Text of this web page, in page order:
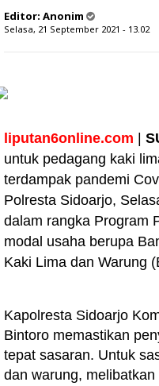
Editor: Anonim
Selasa, 21 September 2021 - 13.02
liputan6online.com
untuk pedagang kaki
terdampak pandemi
Polresta Sidoarjo,
dalam rangka Program
modal usaha berupa
Kaki Lima dan Warung
Kapolresta Sidoarjo
Bintoro memastikan
tepat sasaran. Untuk
dan warung,